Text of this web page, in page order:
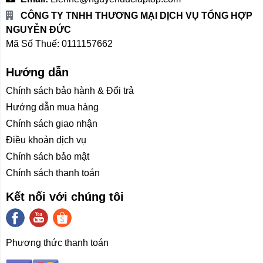
ánh sáng.
Hiển thị 1,07 tỷ màu: Tạo nên dải màu rộng, giúp
tái hiện màu sắc chân thực.
công việc đồ họa và hình ảnh chuyên nghiệp.
Gam màu rộng 95% DCI-P3: Đáp ứng tiêu chuẩn
màu sắc điện ảnh, cho màu sắc phong phú và
sống động.
Nâng cấp công nghệ xử lý hình ảnh lên phiên
bản 2.0
Smart TV Xiaomi S Pro Mini LED Series 2025
Picture Quality Engine, giúp cải thiện khả năng xử lý
hình ảnh vượt trội. Lần đầu tiên, công nghệ này được
tích hợp với các đơn vị chuyên sâu về AI, hỗ trợ phân
tích và xử lý đa chiều về màu sắc, độ tương phản và
CÔNG TY TNHH THƯƠNG MẠI DỊCH VỤ TỔNG HỢP
NGUYỄN ĐỨC
Mã Số Thuế: 0111157662
Hướng dẫn
Chính sách bảo hành & Đổi trả
Hướng dẫn mua hàng
Chính sách giao nhận
Điều khoản dịch vụ
Chính sách bảo mật
Chính sách thanh toán
Kết nối với chúng tôi
Phương thức thanh toán